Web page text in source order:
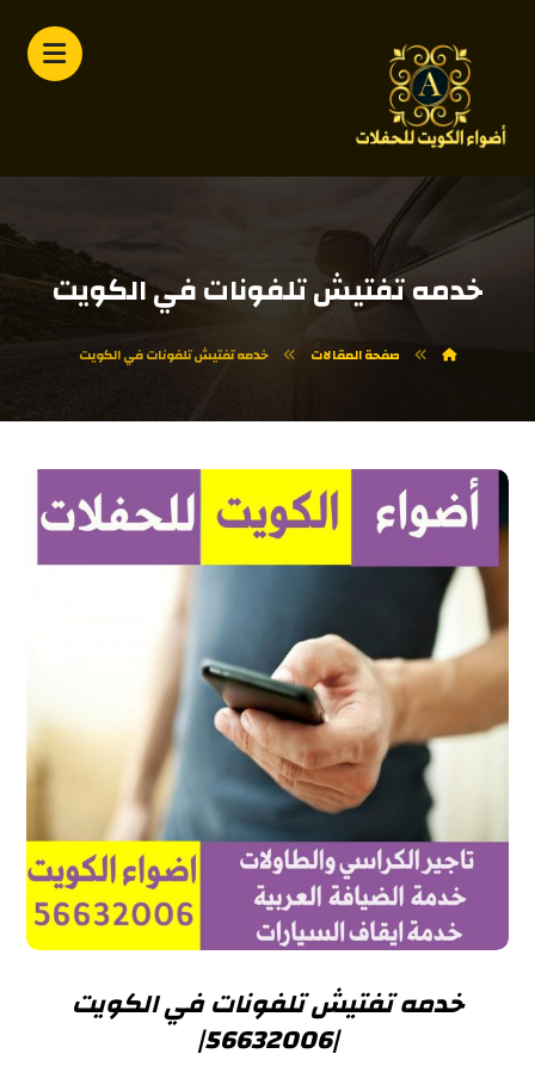
خدمه تفتيش تلفونات في الكويت
صفحة المقالات خدمه تفتيش تلفونات في الكويت
خدمه تفتيش تلفونات في الكويت
|56632006|